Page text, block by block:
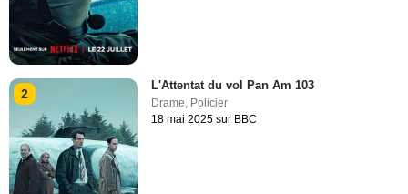
2
L'Attentat du vol Pan Am 103
Drame, Policier
18 mai 2025 sur BBC